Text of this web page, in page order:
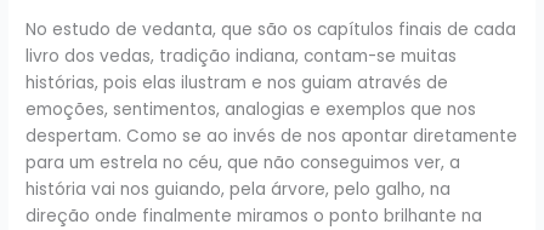
No estudo de vedanta, que são os capítulos finais de cada
livro dos vedas, tradição indiana, contam-se muitas
histórias, pois elas ilustram e nos guiam através de
emoções, sentimentos, analogias e exemplos que nos
despertam. Como se ao invés de nos apontar diretamente
para um estrela no céu, que não conseguimos ver, a
história vai nos guiando, pela árvore, pelo galho, na
direção onde finalmente miramos o ponto brilhante na